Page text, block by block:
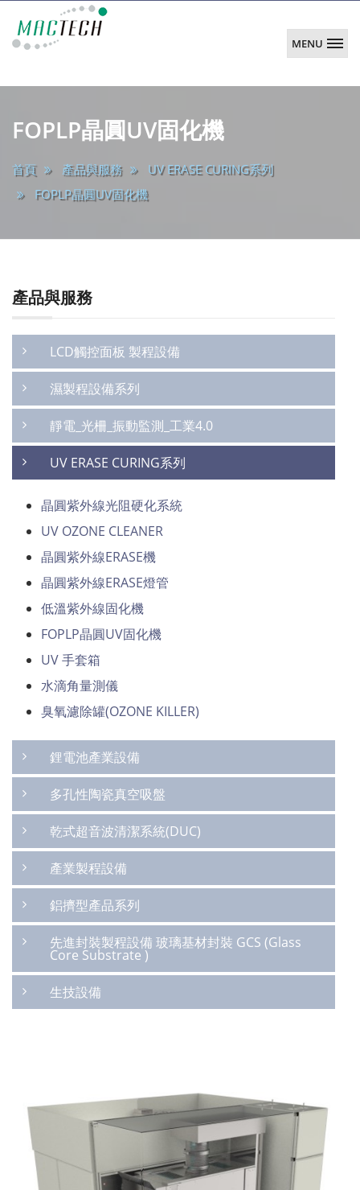
陽
技
MENU
main
FOPLP晶圓UV固化機
首頁 產品與服務
UV ERASE CURING系列
FOPLP晶圓UV固化機
產品與服務
LCD觸控面板 製程設備
濕製程設備系列
靜電_光柵_振動監測_工業4.0
UV ERASE CURING系列
晶圓紫外線光阻硬化系統
UV OZONE CLEANER
晶圓紫外線ERASE機
晶圓紫外線ERASE燈管
低溫紫外線固化機
FOPLP晶圓UV固化機
UV 手套箱
水滴角量測儀
臭氧濾除罐(OZONE KILLER)
鋰電池產業設備
多孔性陶瓷真空吸盤
乾式超音波清潔系統(DUC)
產業製程設備
鋁擠型產品系列
先進封裝製程設備 玻璃基材封裝 GCS (Glass
Core Substrate )
生技設備